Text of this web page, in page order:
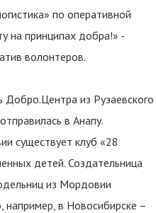
по оперативной
на принципах добра!» -
волонтеров.
из Рузаевского
в Анапу.
существует клуб «28
детей. Создательница
из Мордовии
в Новосибирске –